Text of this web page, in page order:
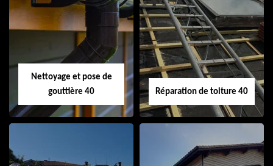
Isolation de toiture
40
Peinture sur tuile
40
Nettoyage et pose de
gouttière 40
Réparation de toiture 40